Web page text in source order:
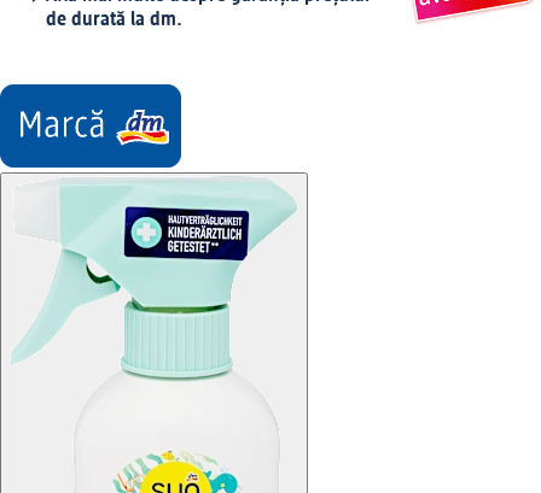
de durată la dm.